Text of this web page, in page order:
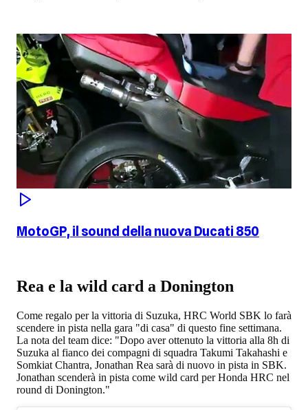
MotoGP, il sound della nuova Ducati 850
Rea e la wild card a Donington
Come regalo per la vittoria di Suzuka, HRC World SBK lo farà
scendere in pista nella gara "di casa" di questo fine settimana.
La nota del team dice: "Dopo aver ottenuto la vittoria alla 8h di
Suzuka al fianco dei compagni di squadra Takumi Takahashi e
Somkiat Chantra, Jonathan Rea sarà di nuovo in pista in SBK.
Jonathan scenderà in pista come wild card per Honda HRC nel
round di Donington."